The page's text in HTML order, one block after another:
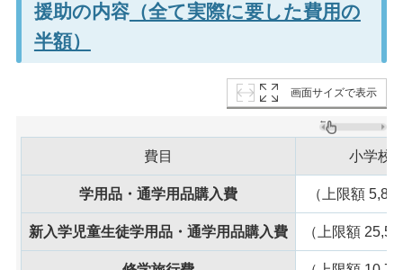
援助の内容（全て実際に要した費用の
半額）
画面サイズで表示
費目 小学校
学用品・通学用品購入費 （上限額
新入学児童生徒学用品・通学用品購入費 （上限額